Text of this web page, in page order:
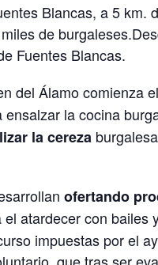
Blancas, a 5 km.
de
Fuentes Blancas.
del Álamo comienza el
ensalzar la cocina
la cereza
ofertando
atardecer con bailes
impuestas por el
que tras ser